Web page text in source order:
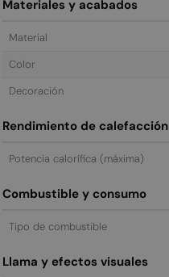
Materiales y acabados
Material
Color
Decoración
Rendimiento de calefacción
Potencia calorífica (máxima)
Combustible y consumo
Tipo de combustible
Llama y efectos visuales